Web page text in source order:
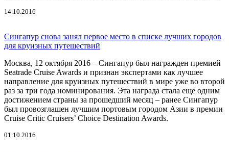
14.10.2016
Сингапур снова занял первое место в списке лучших городов
для круизных путешествий
Москва, 12 октября 2016 – Сингапур был награжден премией
Seatrade Cruise Awards и признан экспертами как лучшее
направление для круизных путешествий в мире уже во второй
раз за три года номинирования. Эта награда стала еще одним
достижением страны за прошедший месяц – ранее Сингапур
был провозглашен лучшим портовым городом Азии в премии
Cruise Critic Cruisers’ Choice Destination Awards.
01.10.2016